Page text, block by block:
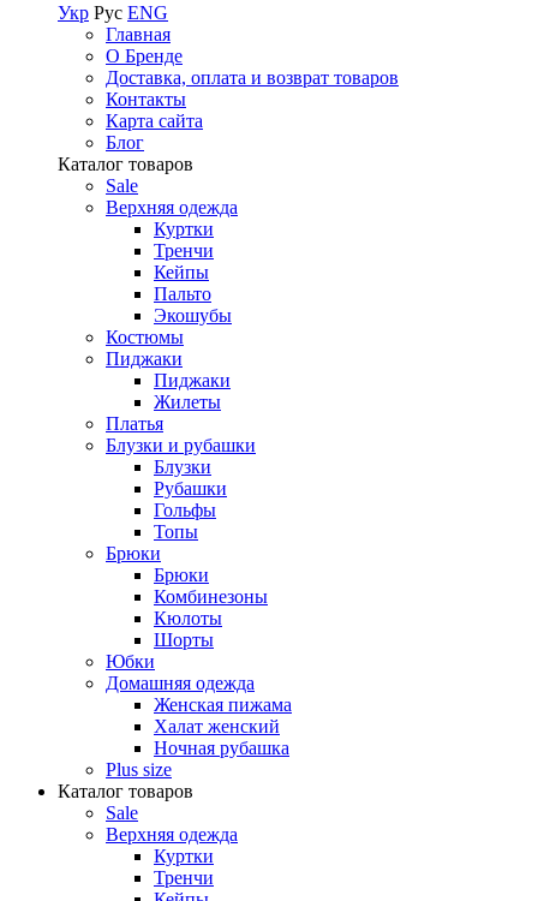
Укр Рус ENG
Главная
О Бренде
Доставка, оплата и возврат товаров
Контакты
Карта сайта
Блог
Каталог товаров
Sale
Верхняя одежда
Куртки
Тренчи
Кейпы
Пальто
Экошубы
Костюмы
Пиджаки
Пиджаки
Жилеты
Платья
Блузки и рубашки
Блузки
Рубашки
Гольфы
Топы
Брюки
Брюки
Комбинезоны
Кюлоты
Шорты
Юбки
Домашняя одежда
Женская пижама
Халат женский
Ночная рубашка
Plus size
Каталог товаров
Sale
Верхняя одежда
Куртки
Тренчи